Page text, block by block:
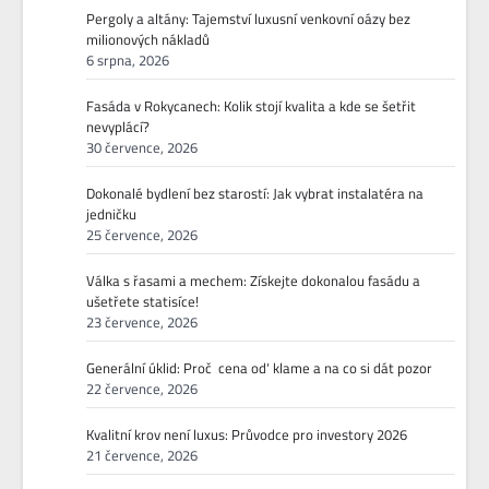
Pergoly a altány: Tajemství luxusní venkovní oázy bez
milionových nákladů
6 srpna, 2026
Fasáda v Rokycanech: Kolik stojí kvalita a kde se šetřit
nevyplácí?
30 července, 2026
Dokonalé bydlení bez starostí: Jak vybrat instalatéra na
jedničku
25 července, 2026
Válka s řasami a mechem: Získejte dokonalou fasádu a
ušetřete statisíce!
23 července, 2026
Generální úklid: Proč ‚cena od‘ klame a na co si dát pozor
22 července, 2026
Kvalitní krov není luxus: Průvodce pro investory 2026
21 července, 2026